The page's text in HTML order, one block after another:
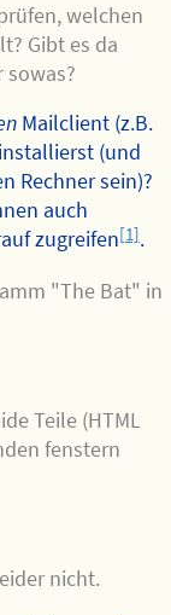
welchen
Gibt es da
sowas?
Mailclient (z.B.
(und
Rechner sein)?
auch
zugreifen[1].
"The Bat" in
Teile (HTML
fenstern
nicht.